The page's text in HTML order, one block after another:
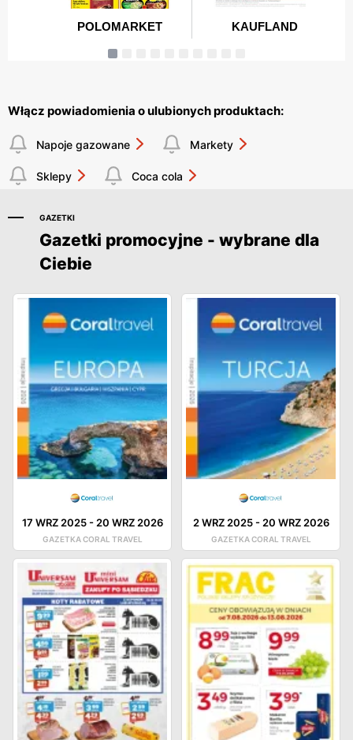
Włącz powiadomienia o ulubionych produktach:
Napoje gazowane Markety
Sklepy Coca cola
GAZETKI
Gazetki promocyjne - wybrane dla
Ciebie
17 WRZ 2025- 20 WRZ 2026
GAZETKA CORAL TRAVEL
2 WRZ 2025- 20 WRZ 2026
GAZETKA CORAL TRAVEL